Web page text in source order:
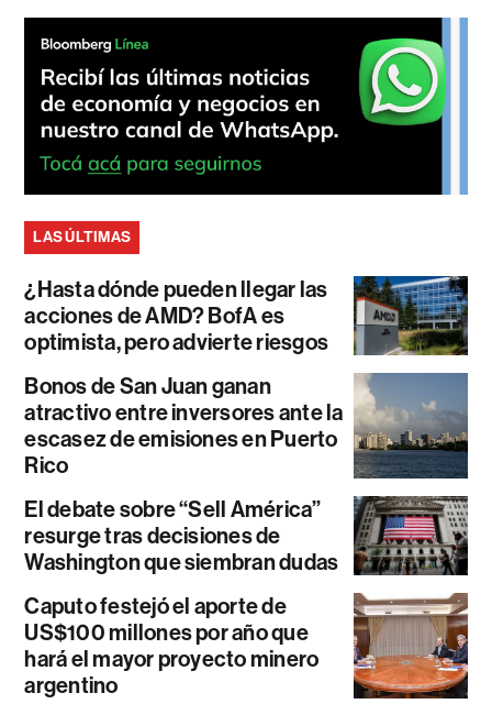
LAS ÚLTIMAS
¿Hasta dónde pueden llegar las
acciones de AMD? BofA es
optimista, pero advierte riesgos
Bonos de San Juan ganan
atractivo entre inversores ante la
escasez de emisiones en Puerto
Rico
El debate sobre “Sell América”
resurge tras decisiones de
Washington que siembran dudas
Caputo festejó el aporte de
US$100 millones por año que
hará el mayor proyecto minero
argentino